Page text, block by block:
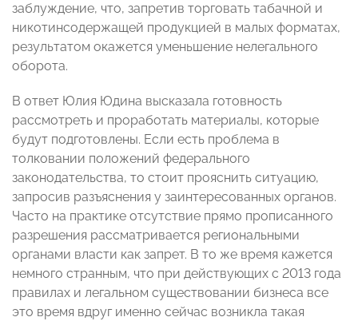
заблуждение, что, запретив торговать табачной и
никотинсодержащей продукцией в малых форматах,
результатом окажется уменьшение нелегального
оборота.
В ответ Юлия Юдина высказала готовность
рассмотреть и проработать материалы, которые
будут подготовлены. Если есть проблема в
толковании положений федерального
законодательства, то стоит прояснить ситуацию,
запросив разъяснения у заинтересованных органов.
Часто на практике отсутствие прямо прописанного
разрешения рассматривается региональными
органами власти как запрет. В то же время кажется
немного странным, что при действующих с 2013 года
правилах и легальном существовании бизнеса все
это время вдруг именно сейчас возникла такая